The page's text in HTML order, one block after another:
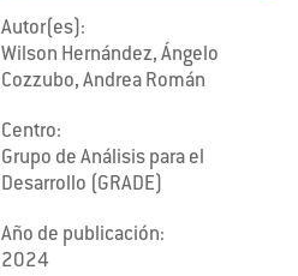
Autor(es):
Wilson Hernández, Ángelo
Cozzubo, Andrea Román
Centro:
Grupo de Análisis para el
Desarrollo (GRADE)
Año de publicación:
2024